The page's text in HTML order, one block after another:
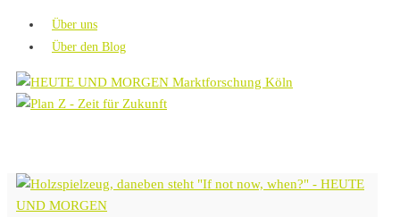
Über uns
Über den Blog